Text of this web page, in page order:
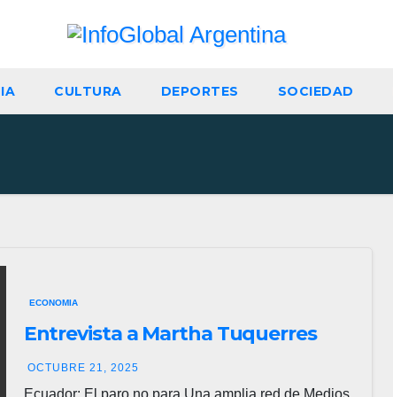
CULTURA DEPORTES SOCIEDAD
ECONOMIA
Entrevista a Martha Tuquerres
OCTUBRE 21, 2025